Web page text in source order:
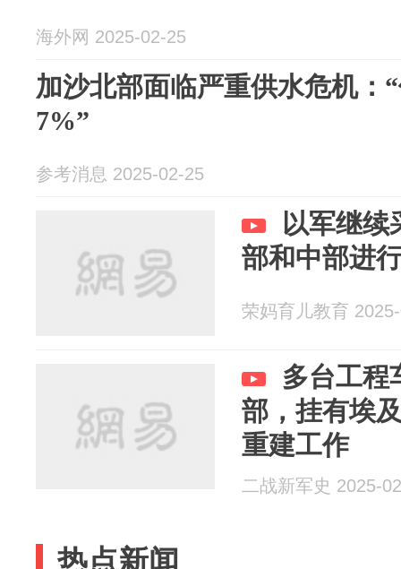
海外网 2025-02-25
加沙北部面临严重供水危机：
7%”
参考消息 2025-02-25
以军继续
部和中部进
荣妈育儿教育
多台工程
部，挂有埃
重建工作
二战新军史 2025-
热点新闻